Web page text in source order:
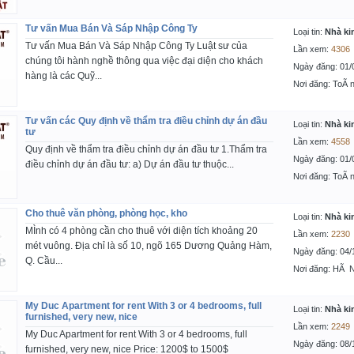
Tư vấn Mua Bán Và Sáp Nhập Công Ty
Tư vấn Mua Bán Và Sáp Nhập Công Ty Luật sư của
chúng tôi hành nghề thông qua việc đại diện cho khách
hàng là các Quỹ...
Loại tin: Nhà
Lần xem: 4306
Ngày đăng: 01/
Nơi đăng: ToÃ
Tư vấn các Quy định về thẩm tra điều chỉnh dự án đầu
tư
Quy định về thẩm tra điều chỉnh dự án đầu tư 1.Thẩm tra
điều chỉnh dự án đầu tư: a) Dự án đầu tư thuộc...
Loại tin: Nhà
Lần xem: 4558
Ngày đăng: 01/
Nơi đăng: ToÃ
Cho thuê văn phòng, phòng học, kho
MÌnh có 4 phòng cần cho thuê với diện tích khoảng 20
mét vuông. Địa chỉ là số 10, ngõ 165 Dương Quảng Hàm,
Q. Cầu...
Loại tin: Nhà
Lần xem: 2230
Ngày đăng: 04/
Nơi đăng: HÃ
My Duc Apartment for rent With 3 or 4 bedrooms, full
furnished, very new, nice
My Duc Apartment for rent With 3 or 4 bedrooms, full
furnished, very new, nice Price: 1200$ to 1500$
Loại tin: Nhà
Lần xem: 2249
Ngày đăng: 08/